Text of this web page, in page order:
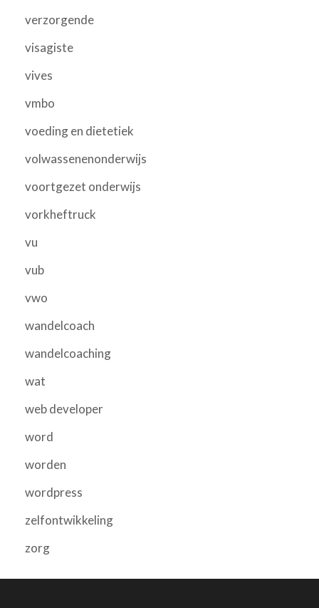
verzorgende
visagiste
vives
vmbo
voeding en dietetiek
volwassenenonderwijs
voortgezet onderwijs
vorkheftruck
vu
vub
vwo
wandelcoach
wandelcoaching
wat
web developer
word
worden
wordpress
zelfontwikkeling
zorg